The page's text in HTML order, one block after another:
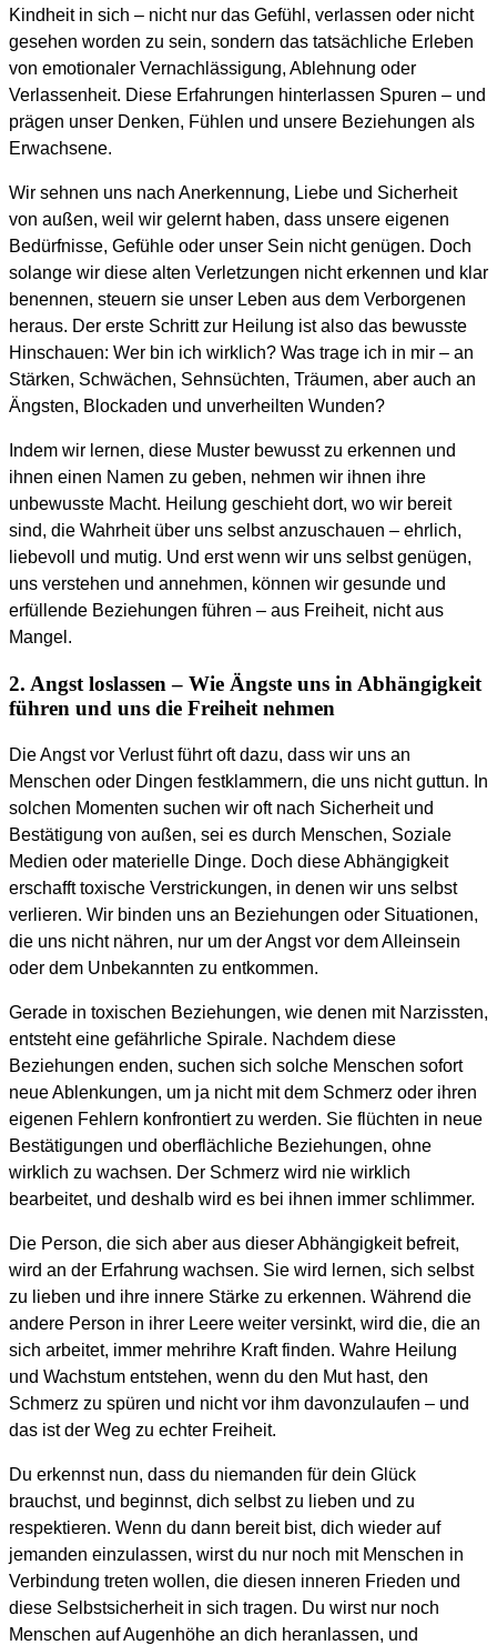
Kindheit in sich – nicht nur das Gefühl, verlassen oder nicht
gesehen worden zu sein, sondern das tatsächliche Erleben
von emotionaler Vernachlässigung, Ablehnung oder
Verlassenheit. Diese Erfahrungen hinterlassen Spuren – und
prägen unser Denken, Fühlen und unsere Beziehungen als
Erwachsene.
Wir sehnen uns nach Anerkennung, Liebe und Sicherheit
von außen, weil wir gelernt haben, dass unsere eigenen
Bedürfnisse, Gefühle oder unser Sein nicht genügen. Doch
solange wir diese alten Verletzungen nicht erkennen und klar
benennen, steuern sie unser Leben aus dem Verborgenen
heraus. Der erste Schritt zur Heilung ist also das bewusste
Hinschauen: Wer bin ich wirklich? Was trage ich in mir – an
Stärken, Schwächen, Sehnsüchten, Träumen, aber auch an
Ängsten, Blockaden und unverheilten Wunden?
Indem wir lernen, diese Muster bewusst zu erkennen und
ihnen einen Namen zu geben, nehmen wir ihnen ihre
unbewusste Macht. Heilung geschieht dort, wo wir bereit
sind, die Wahrheit über uns selbst anzuschauen – ehrlich,
liebevoll und mutig. Und erst wenn wir uns selbst genügen,
uns verstehen und annehmen, können wir gesunde und
erfüllende Beziehungen führen – aus Freiheit, nicht aus
Mangel.
2. Angst loslassen – Wie Ängste uns in Abhängigkeit
führen und uns die Freiheit nehmen
Die Angst vor Verlust führt oft dazu, dass wir uns an
Menschen oder Dingen festklammern, die uns nicht guttun. In
solchen Momenten suchen wir oft nach Sicherheit und
Bestätigung von außen, sei es durch Menschen, Soziale
Medien oder materielle Dinge. Doch diese Abhängigkeit
erschafft toxische Verstrickungen, in denen wir uns selbst
verlieren. Wir binden uns an Beziehungen oder Situationen,
die uns nicht nähren, nur um der Angst vor dem Alleinsein
oder dem Unbekannten zu entkommen.
Gerade in toxischen Beziehungen, wie denen mit Narzissten,
entsteht eine gefährliche Spirale. Nachdem diese
Beziehungen enden, suchen sich solche Menschen sofort
neue Ablenkungen, um ja nicht mit dem Schmerz oder ihren
eigenen Fehlern konfrontiert zu werden. Sie flüchten in neue
Bestätigungen und oberflächliche Beziehungen, ohne
wirklich zu wachsen. Der Schmerz wird nie wirklich
bearbeitet, und deshalb wird es bei ihnen immer schlimmer.
Die Person, die sich aber aus dieser Abhängigkeit befreit,
wird an der Erfahrung wachsen. Sie wird lernen, sich selbst
zu lieben und ihre innere Stärke zu erkennen. Während die
andere Person in ihrer Leere weiter versinkt, wird die, die an
sich arbeitet, immer mehrihre Kraft finden. Wahre Heilung
und Wachstum entstehen, wenn du den Mut hast, den
Schmerz zu spüren und nicht vor ihm davonzulaufen – und
das ist der Weg zu echter Freiheit.
Du erkennst nun, dass du niemanden für dein Glück
brauchst, und beginnst, dich selbst zu lieben und zu
respektieren. Wenn du dann bereit bist, dich wieder auf
jemanden einzulassen, wirst du nur noch mit Menschen in
Verbindung treten wollen, die diesen inneren Frieden und
diese Selbstsicherheit in sich tragen. Du wirst nur noch
Menschen auf Augenhöhe an dich heranlassen, und